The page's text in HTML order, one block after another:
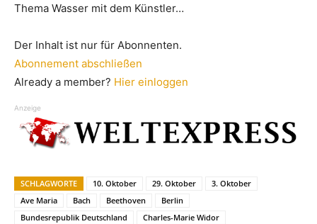
Thema Wasser mit dem Künstler…
Der Inhalt ist nur für Abonnenten.
Abonnement abschließen
Already a member? Hier einloggen
Anzeige
SCHLAGWORTE 10. Oktober 29. Oktober
3. Oktober
Ave Maria
Bach Beethoven
Berlin
Bundesrepublik Deutschland
Charles-Marie Widor